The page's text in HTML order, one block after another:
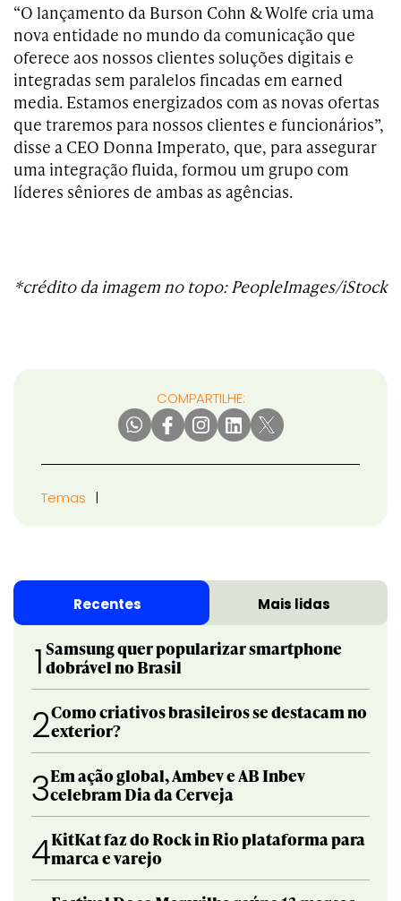
“O lançamento da Burson Cohn & Wolfe cria uma
nova entidade no mundo da comunicação que
oferece aos nossos clientes soluções digitais e
integradas sem paralelos fincadas em earned
media. Estamos energizados com as novas ofertas
que traremos para nossos clientes e funcionários”,
disse a CEO Donna Imperato, que, para assegurar
uma integração fluida, formou um grupo com
líderes sêniores de ambas as agências.
*crédito da imagem no topo: PeopleImages/iStock
COMPARTILHE:
Temas
Recentes Mais lidas
1 Samsung quer popularizar smartphone
dobrável no Brasil
2Como criativos brasileiros se destacam no
exterior?
3Em ação global, Ambev e AB Inbev
celebram Dia da Cerveja
4KitKat faz do Rock in Rio plataforma para
marca e varejo